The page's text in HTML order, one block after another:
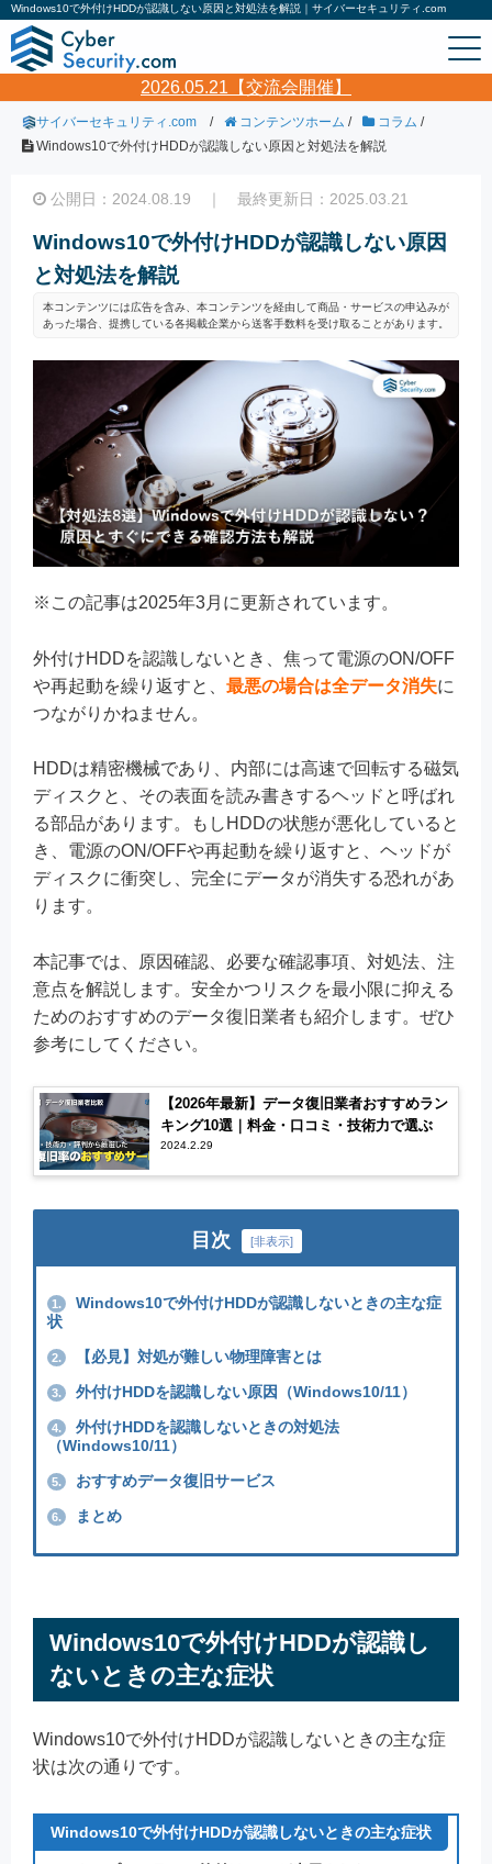
Windows10で外付けHDDが認識しない原因と対処法を解説｜サイバーセキュリティ.com
2026.05.21【交流会開催】
サイバーセキュリティ.com / コンテンツホーム / コラム /
Windows10で外付けHDDが認識しない原因と対処法を解説
公開日：2024.08.19 ｜ 最終更新日：2025.03.21
Windows10で外付けHDDが認識しない原因
と対処法を解説
本コンテンツには広告を含み、本コンテンツを経由して商品・サービスの申込みが
あった場合、提携している各掲載企業から送客手数料を受け取ることがあります。
※この記事は2025年3月に更新されています。
外付けHDDを認識しないとき、焦って電源のON/OFF
や再起動を繰り返すと、 最悪の場合は全データ消失に
つながりかねません。
HDDは精密機械であり、内部には高速で回転する磁気
ディスクと、その表面を読み書きするヘッドと呼ばれ
る部品があります。もしHDDの状態が悪化していると
き、電源のON/OFFや再起動を繰り返すと、ヘッドが
ディスクに衝突し、完全にデータが消失する恐れがあ
ります。
本記事では、原因確認、必要な確認事項、対処法、注
意点を解説します。安全かつリスクを最小限に抑える
ためのおすすめのデータ復旧業者も紹介します。ぜひ
参考にしてください。
【2026年最新】データ復旧業者おすすめラン
キング10選｜料金・口コミ・技術力で選ぶ
2024.2.29
目次 [非表示]
1.
Windows10で外付けHDDが認識しないときの主な症
状
2. 【必見】対処が難しい物理障害とは
3. 外付けHDDを認識しない原因（Windows10/11）
4.
外付けHDDを認識しないときの対処法
（Windows10/11）
5. おすすめデータ復旧サービス
6. まとめ
Windows10で外付けHDDが認識し
ないときの主な症状
Windows10で外付けHDDが認識しないときの主な症
状は次の通りです。
Windows10で外付けHDDが認識しないときの主な症状